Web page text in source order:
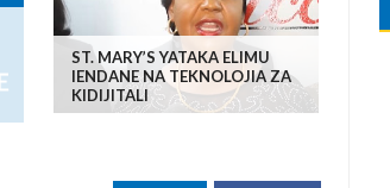
ST. MARY’S YATAKA ELIMU
IENDANE NA TEKNOLOJIA ZA
KIDIJITALI